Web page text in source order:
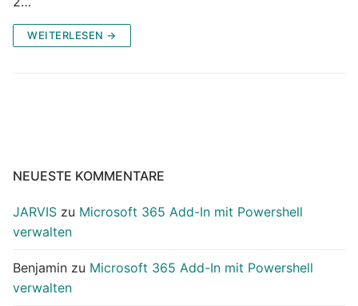
WEITERLESEN →
NEUESTE KOMMENTARE
JARVIS zu Microsoft 365 Add-In mit Powershell
verwalten
Benjamin zu Microsoft 365 Add-In mit Powershell
verwalten